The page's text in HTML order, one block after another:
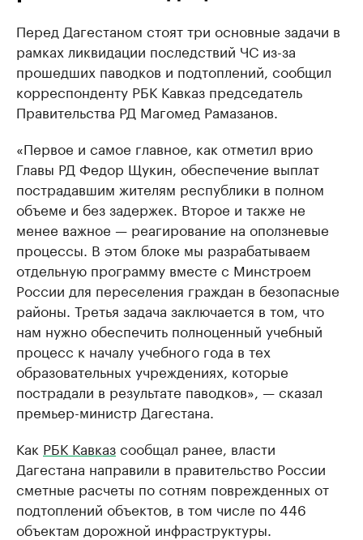
Перед Дагестаном стоят три основные задачи в
рамках ликвидации последствий ЧС из-за
прошедших паводков и подтоплений, сообщил
корреспонденту РБК Кавказ председатель
Правительства РД Магомед Рамазанов.
«Первое и самое главное, как отметил врио
Главы РД Федор Щукин, обеспечение выплат
пострадавшим жителям республики в полном
объеме и без задержек. Второе и также не
менее важное — реагирование на оползневые
процессы. В этом блоке мы разрабатываем
отдельную программу вместе с Минстроем
России для переселения граждан в безопасные
районы. Третья задача заключается в том, что
нам нужно обеспечить полноценный учебный
процесс к началу учебного года в тех
образовательных учреждениях, которые
пострадали в результате паводков», — сказал
премьер-министр Дагестана.
Как РБК Кавказсообщал ранее, власти
Дагестана направили в правительство России
сметные расчеты по сотням поврежденных от
подтоплений объектов, в том числе по 446
объектам дорожной инфраструктуры.